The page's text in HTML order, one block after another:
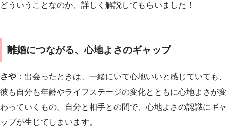
どういうことなのか、詳しく解説してもらいました！
離婚につながる、心地よさのギャップ
さや ：出会ったときは、一緒にいて心地いいと感じていても、
彼も自分も年齢やライフステージの変化とともに心地よさが変
わっていくもの。自分と相手との間で、心地よさの認識にギャ
ップが生じてしまいます。